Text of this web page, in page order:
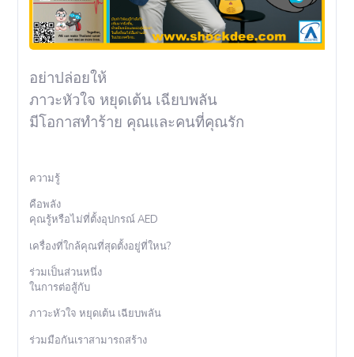
อย่าปล่อยให้
ภาวะหัวใจ หยุดเต้น เฉียบพลัน
มีโอกาสทำร้าย คุณและคนที่คุณรัก
ความรู้
คือพลัง
คุณรู้หรือไม่ที่ตั้งอุปกรณ์ AED
เครื่องที่ใกล้คุณที่สุดตั้งอยู่ที่ใหน?
ร่วมเป็นส่วนหนึ่ง
ในการต่อสู้กับ
ภาวะหัวใจ หยุดเต้น เฉียบพลัน
ร่วมมือกันเราสามารถสร้าง